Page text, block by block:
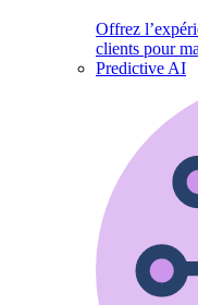
Offrez
clients pour
Predictive AI